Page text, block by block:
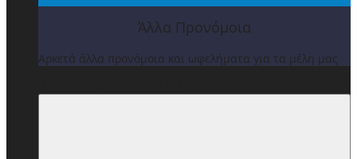
Άλλα Προνόμοια
Αρκετά άλλα προνόμοια και ωφελήματα για τα μέλη μας